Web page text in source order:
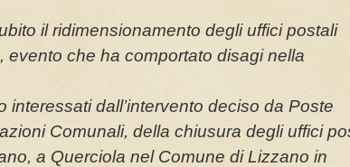
il ridimensionamento degli uffici postali
che ha comportato disagi nella
interessati dall’intervento deciso da Poste
Comunali, della chiusura degli uffici
a Querciola nel Comune di Lizzano in